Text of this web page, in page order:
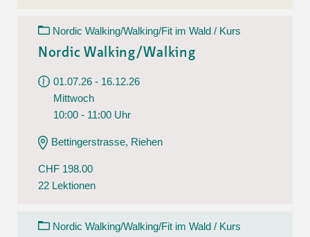
Nordic Walking/Walking/Fit im Wald / Kurs
Nordic Walking/Walking
01.07.26 - 16.12.26
Mittwoch
10:00 - 11:00 Uhr
Bettingerstrasse, Riehen
CHF 198.00
22 Lektionen
Nordic Walking/Walking/Fit im Wald / Kurs